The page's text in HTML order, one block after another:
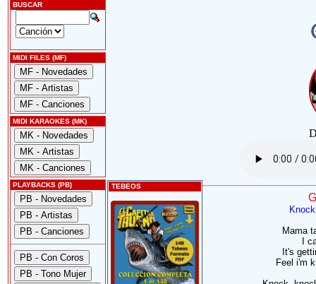
BUSCAR
MIDI FILES (MF)
MIDI KARAOKES (MK)
PLAYBACKS (PB) TEBEOS
Mama
I
It's
Feel i'm